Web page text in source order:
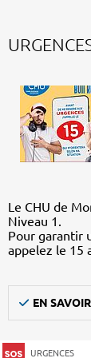
Le CHU de
Niveau 1.
Pour garantir
appelez le 15
EN
URGENCES